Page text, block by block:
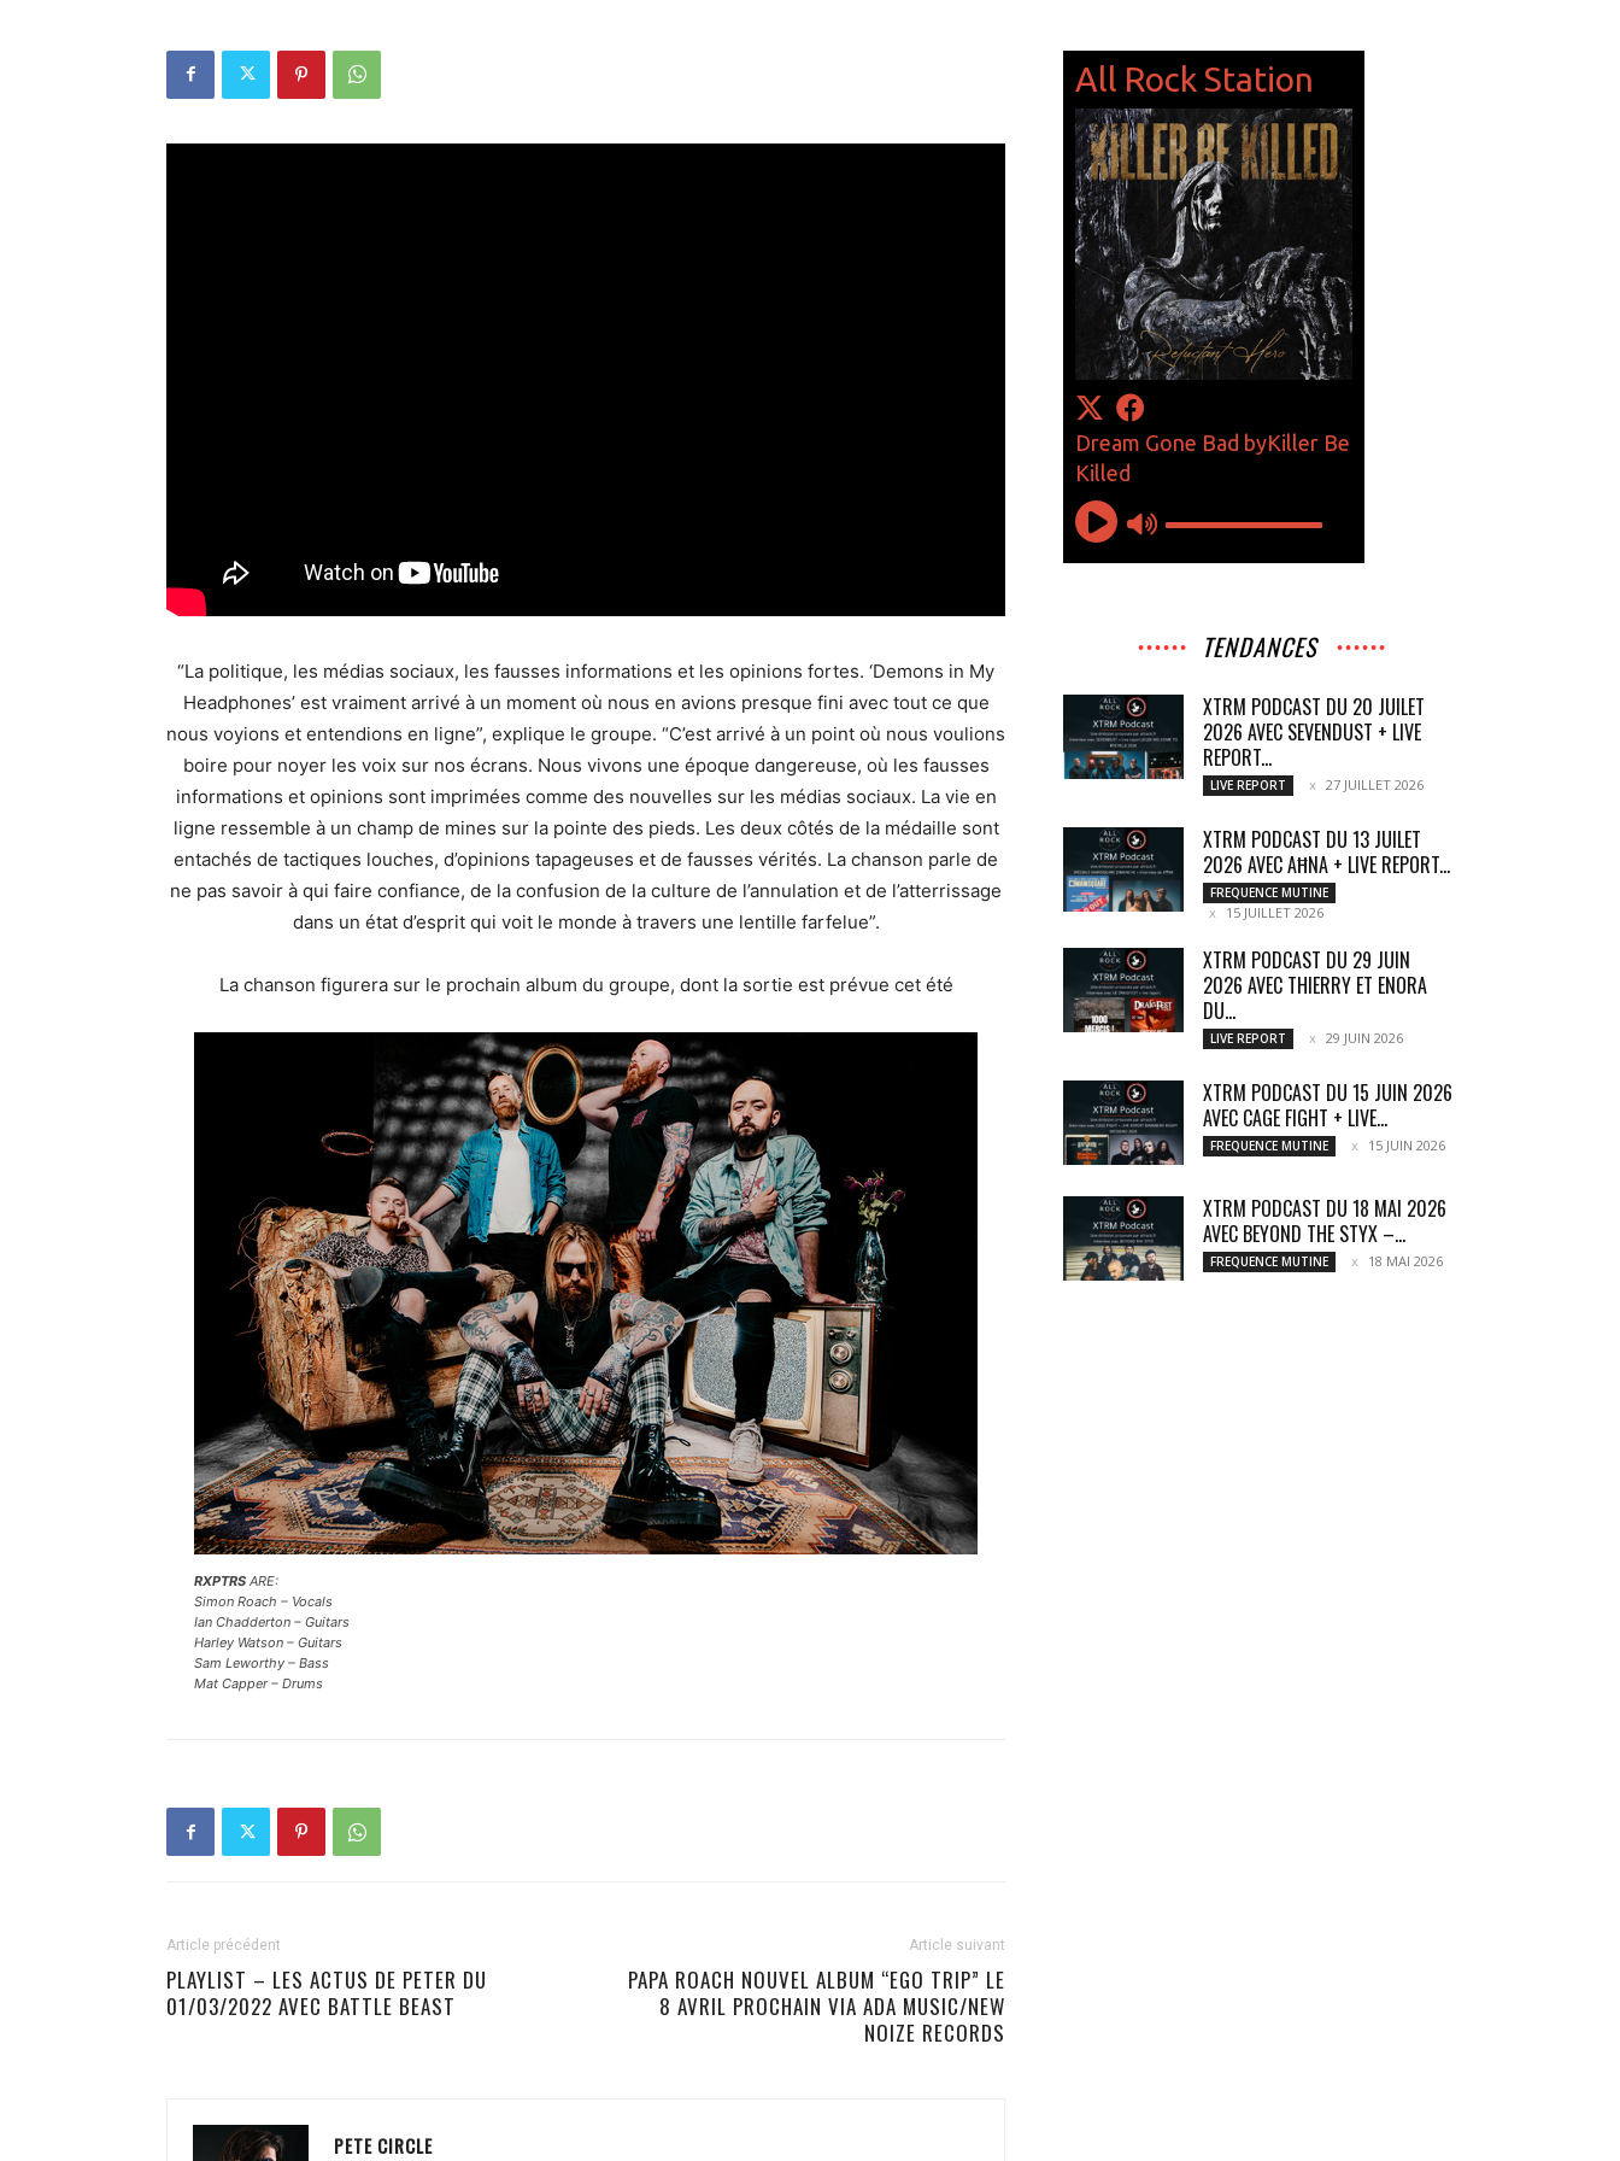
“La politique, les médias sociaux, les fausses informations et les opinions fortes. ‘Demons in My
Headphones’ est vraiment arrivé à un moment où nous en avions presque fini avec tout ce que
nous voyions et entendions en ligne”, explique le groupe. “C’est arrivé à un point où nous voulions
boire pour noyer les voix sur nos écrans. Nous vivons une époque dangereuse, où les fausses
informations et opinions sont imprimées comme des nouvelles sur les médias sociaux. La vie en
ligne ressemble à un champ de mines sur la pointe des pieds. Les deux côtés de la médaille sont
entachés de tactiques louches, d’opinions tapageuses et de fausses vérités. La chanson parle de
ne pas savoir à qui faire confiance, de la confusion de la culture de l’annulation et de l’atterrissage
dans un état d’esprit qui voit le monde à travers une lentille farfelue”.
La chanson figurera sur le prochain album du groupe, dont la sortie est prévue cet été
RXPTRS ARE:
Simon Roach – Vocals
Ian Chadderton – Guitars
Harley Watson – Guitars
Sam Leworthy – Bass
Mat Capper – Drums
Article précédent
PLAYLIST – LES ACTUS DE PETER DU
01/03/2022 AVEC BATTLE BEAST
Article suivant
PAPA ROACH NOUVEL ALBUM “EGO TRIP” LE
8 AVRIL PROCHAIN VIA ADA MUSIC/NEW
NOIZE RECORDS
PETE CIRCLE
TENDANCES
XTRM PODCAST DU 20 JUILET
2026 AVEC SEVENDUST + LIVE
REPORT...
LIVE REPORT 27 JUILLET 2026
XTRM PODCAST DU 13 JUILET
2026 AVEC AĦNA + LIVE REPORT...
FREQUENCE MUTINE
15 JUILLET 2026
XTRM PODCAST DU 29 JUIN
2026 AVEC THIERRY ET ENORA
DU...
LIVE REPORT 29 JUIN 2026
XTRM PODCAST DU 15 JUIN 2026
AVEC CAGE FIGHT + LIVE...
FREQUENCE MUTINE 15 JUIN 2026
XTRM PODCAST DU 18 MAI 2026
AVEC BEYOND THE STYX –...
FREQUENCE MUTINE 18 MAI 2026